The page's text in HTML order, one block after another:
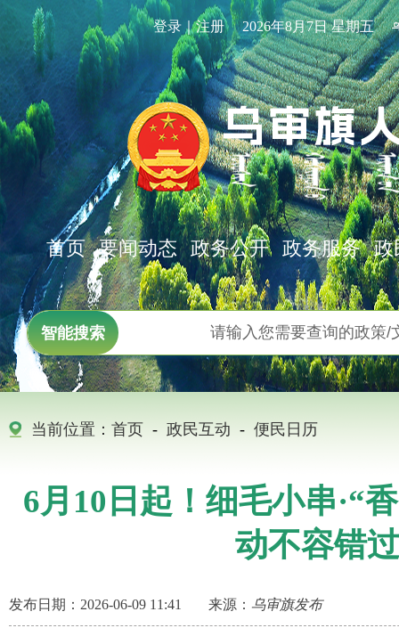
登录｜注册 2026年8月7日 星期五
首页 要闻动态 政务公开 政务服务 政
智能搜索
当前位置： 首页 - 政民互动 - 便民日历
6月10日起！细毛小串·“
动不容错
发布日期：2026-06-09 11:41 来源： 乌审旗发布